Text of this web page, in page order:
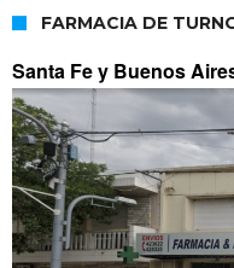
FARMACIA DE
Santa Fe y Buenos